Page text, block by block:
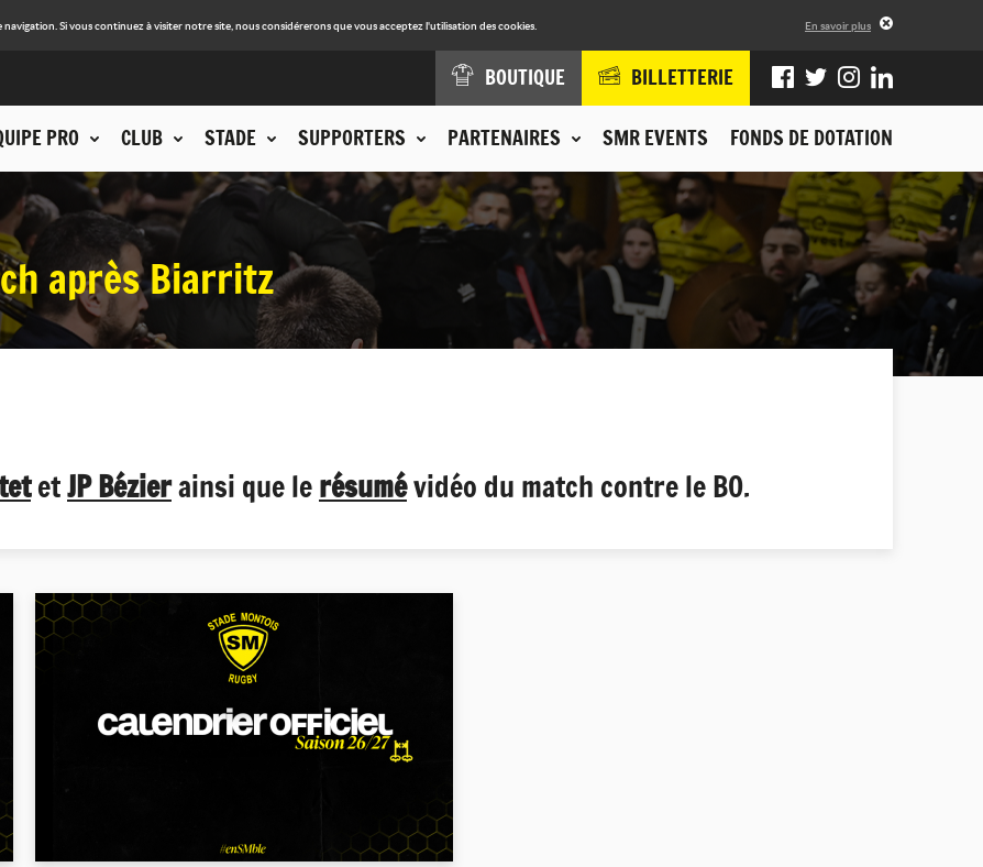
Si vous continuez à visiter notre site, nous considérerons que vous acceptez l'utilisation des cookies. En savoir plus
PRO CLUB STADE SUPPORTERS PARTENAIRES SMR EVENTS FONDS DE DOTATION
BOUTIQUE BILLETTERIE
après Biarritz
etJP Bézierainsi que lerésumévidéo du match contre le BO.